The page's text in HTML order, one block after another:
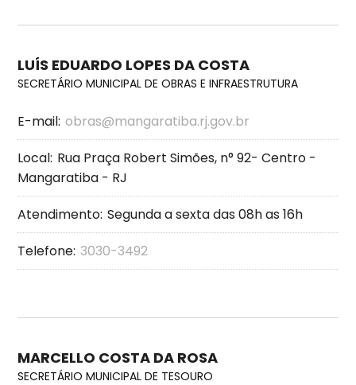
LUÍS EDUARDO LOPES DA COSTA
SECRETÁRIO MUNICIPAL DE OBRAS E INFRAESTRUTURA
E-mail: obras@mangaratiba.rj.gov.br
Local: Rua Praça Robert Simões, n° 92- Centro -
Mangaratiba - RJ
Atendimento: Segunda a sexta das 08h as 16h
Telefone: 3030-3492
MARCELLO COSTA DA ROSA
SECRETÁRIO MUNICIPAL DE TESOURO